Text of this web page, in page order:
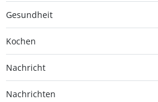
Gesundheit
Kochen
Nachricht
Nachrichten